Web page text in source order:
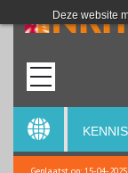
Deze website